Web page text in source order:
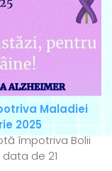
Maladiei
2025
împotriva Bolii
de 21